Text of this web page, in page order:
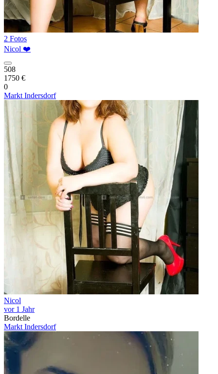
2 Fotos
Nicol ❤️
508
1750 €
0
Markt Indersdorf
Nicol
vor 1 Jahr
Bordelle
Markt Indersdorf